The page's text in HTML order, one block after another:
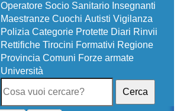
Operatore Socio Sanitario Insegnanti
Maestranze Cuochi Autisti Vigilanza
Polizia Categorie Protette Diari Rinvii
Rettifiche Tirocini Formativi Regione
Provincia Comuni Forze armate
Università
Cerca